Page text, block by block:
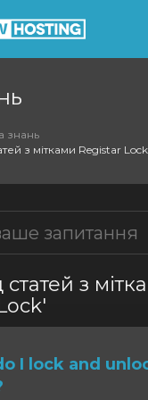
знань
з мітками Registar Lock
з
I lock and